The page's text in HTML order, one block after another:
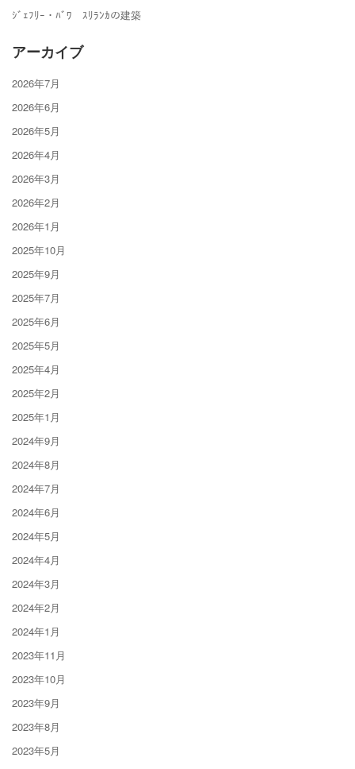
ｼﾞｪﾌﾘｰ・ﾊﾞﾜ ｽﾘﾗﾝｶの建築
アーカイブ
2026年7月
2026年6月
2026年5月
2026年4月
2026年3月
2026年2月
2026年1月
2025年10月
2025年9月
2025年7月
2025年6月
2025年5月
2025年4月
2025年2月
2025年1月
2024年9月
2024年8月
2024年7月
2024年6月
2024年5月
2024年4月
2024年3月
2024年2月
2024年1月
2023年11月
2023年10月
2023年9月
2023年8月
2023年5月